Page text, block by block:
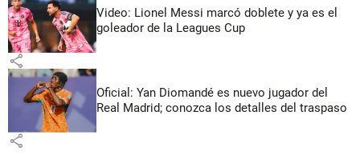
Video: Lionel Messi marcó doblete y ya es el
goleador de la Leagues Cup
share
Oficial: Yan Diomandé es nuevo jugador del
Real Madrid; conozca los detalles del traspaso
share